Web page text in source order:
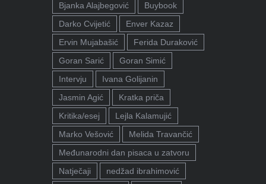
Bjanka Alajbegović
Buybook
Darko Cvijetić
Enver Kazaz
Ervin Mujabašić
Ferida Duraković
Goran Sarić
Goran Simić
Intervju
Ivana Golijanin
Jasmin Agić
Kratka priča
Kritika/esej
Lejla Kalamujić
Marko Vešović
Melida Travančić
Međunarodni dan pisaca u zatvoru
Natječaji
nedžad ibrahimović